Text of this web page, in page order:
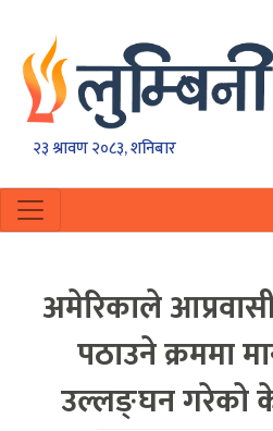
२३ श्रावण २०८३, शनिबार
अमेरिकाले
पठाउने क्रममा
उल्लङ्घन गरेको